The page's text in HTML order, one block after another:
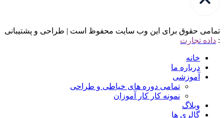
تمامی حقوق برای این وب سایت محفوظ است | طراحی و پشتیبانی
: داده تجارت
خانه
درباره ما
آموزشی
تمامی دوره های خیاطی و طراحی
نمونه کار کار آموزان
وبلاگ
گالری ها